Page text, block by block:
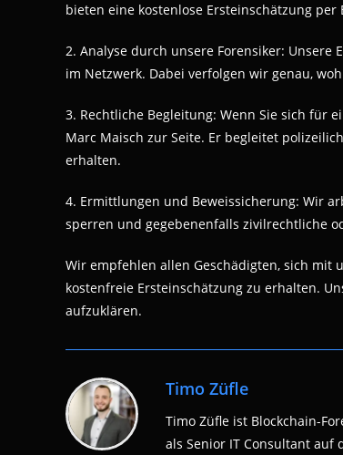
bieten eine kostenlose Ersteinschätzung per
2. Analyse durch unsere Forensiker: Unsere
im Netzwerk. Dabei verfolgen wir genau,
3. Rechtliche Begleitung: Wenn Sie sich für
Marc Maisch zur Seite. Er begleitet
erhalten.
4. Ermittlungen und Beweissicherung: Wir
sperren und gegebenenfalls zivilrechtliche
Wir empfehlen allen Geschädigten, sich mit
kostenfreie Ersteinschätzung zu erhalten.
aufzuklären.
Timo Züfle
Timo Züfle ist Blockchain-
als Senior IT Consultant